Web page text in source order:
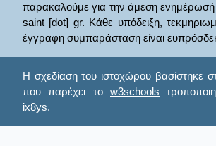
παρακαλούμε για την άμεση
saint [dot] gr. Κάθε υπόδειξη,
έγγραφη συμπαράσταση είναι
Η σχεδίαση του ιστοχώρου βασίστηκε
που παρέχει το w3schools
ix8ys.